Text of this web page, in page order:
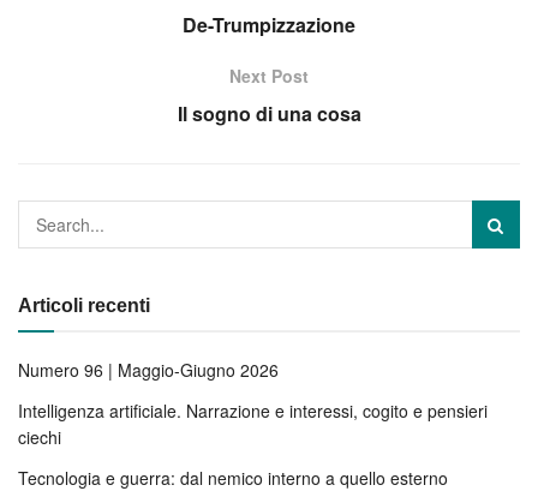
De-Trumpizzazione
Next Post
Il sogno di una cosa
Articoli recenti
Numero 96 | Maggio-Giugno 2026
Intelligenza artificiale. Narrazione e interessi, cogito e pensieri
ciechi
Tecnologia e guerra: dal nemico interno a quello esterno